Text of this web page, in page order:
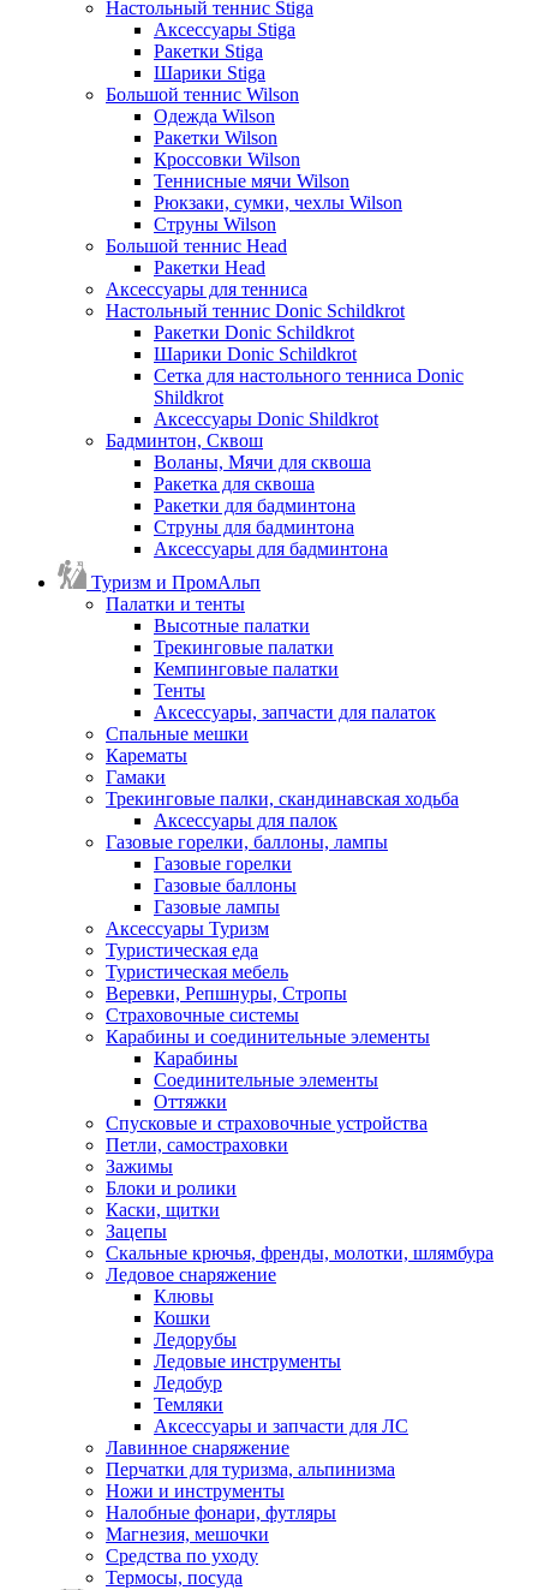
Настольный теннис Stiga
Аксессуары Stiga
Ракетки Stiga
Шарики Stiga
Большой теннис Wilson
Одежда Wilson
Ракетки Wilson
Кроссовки Wilson
Теннисные мячи Wilson
Рюкзаки, сумки, чехлы Wilson
Струны Wilson
Большой теннис Head
Ракетки Head
Аксессуары для тенниса
Настольный теннис Donic Schildkrot
Ракетки Donic Schildkrot
Шарики Donic Schildkrot
Сетка для настольного тенниса Donic
Shildkrot
Аксессуары Donic Shildkrot
Бадминтон, Сквош
Воланы, Мячи для сквоша
Ракетка для сквоша
Ракетки для бадминтона
Струны для бадминтона
Аксессуары для бадминтона
Туризм и ПромАльп
Палатки и тенты
Высотные палатки
Трекинговые палатки
Кемпинговые палатки
Тенты
Аксессуары, запчасти для палаток
Спальные мешки
Карематы
Гамаки
Трекинговые палки, скандинавская ходьба
Аксессуары для палок
Газовые горелки, баллоны, лампы
Газовые горелки
Газовые баллоны
Газовые лампы
Аксессуары Туризм
Туристическая еда
Туристическая мебель
Веревки, Репшнуры, Стропы
Страховочные системы
Карабины и соединительные элементы
Карабины
Соединительные элементы
Оттяжки
Спусковые и страховочные устройства
Петли, самостраховки
Зажимы
Блоки и ролики
Каски, щитки
Зацепы
Скальные крючья, френды, молотки, шлямбура
Ледовое снаряжение
Клювы
Кошки
Ледорубы
Ледовые инструменты
Ледобур
Темляки
Аксессуары и запчасти для ЛС
Лавинное снаряжение
Перчатки для туризма, альпинизма
Ножи и инструменты
Налобные фонари, футляры
Магнезия, мешочки
Средства по уходу
Термосы, посуда